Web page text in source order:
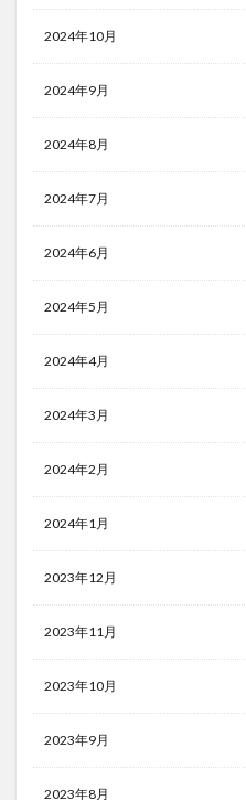
2024年10月
2024年9月
2024年8月
2024年7月
2024年6月
2024年5月
2024年4月
2024年3月
2024年2月
2024年1月
2023年12月
2023年11月
2023年10月
2023年9月
2023年8月